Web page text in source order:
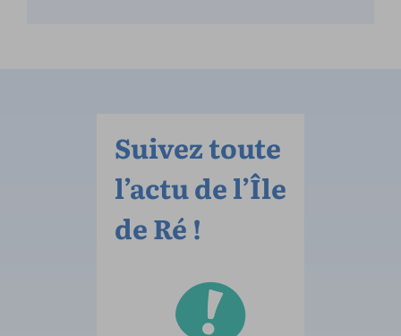
Suivez toute
l’actu de l’Île
de Ré !